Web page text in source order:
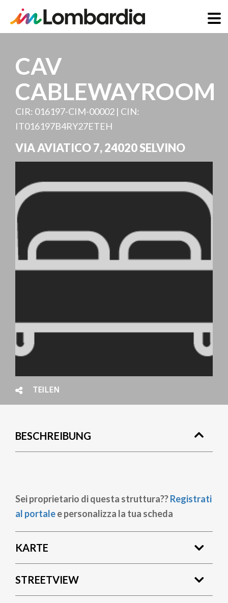
InhaltCAV
CABLEWAYROOM
CIR: 016197-CIM-00002 | CIN:
IT016197B4RY27ETEH
VIA AVIATICO 7,24020SELVINO
TEILEN
BESCHREIBUNG
Sei proprietario di questa struttura??Registrati
al portalee personalizza la tua scheda
KARTE
STREETVIEW